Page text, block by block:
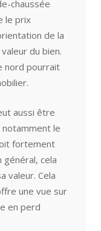
chaussée
le prix
de la
du bien.
nord pourrait
aussi être
notamment le
fortement
général, cela
valeur. Cela
une vue sur
en perd